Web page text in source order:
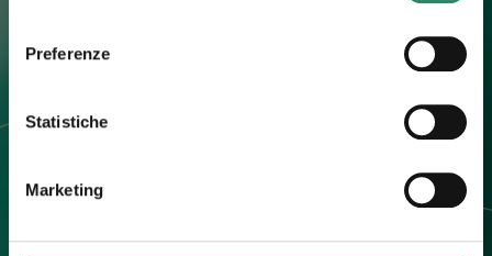
Preferenze
Statistiche
Marketing